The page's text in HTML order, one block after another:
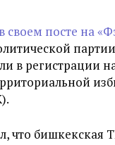
посте на
в регистрации
что бишкекская